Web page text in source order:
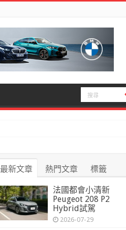
最新文章 熱門文章 標籤
法國都會小清新
Peugeot 208 P2
Hybrid試駕
2026-07-29